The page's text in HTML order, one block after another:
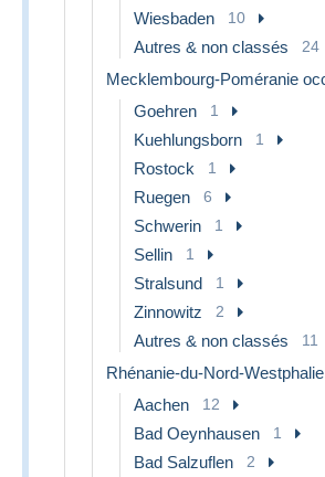
Wiesbaden 10
Autres & non classés 24
Goehren 1
Kuehlungsborn 1
Rostock 1
Ruegen 6
Schwerin 1
Sellin 1
Stralsund 1
Zinnowitz 2
Autres & non classés 11
Rhénanie-du-Nord-Westphalie
Aachen 12
Bad Oeynhausen 1
Bad Salzuflen 2